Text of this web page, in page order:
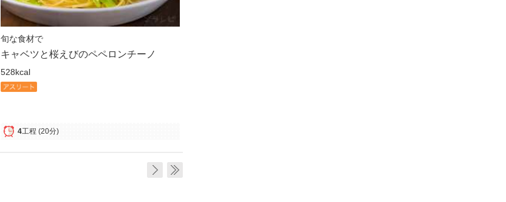
旬な食材で
キャベツと桜えびのペペロンチーノ
528kcal
4工程 (20分)